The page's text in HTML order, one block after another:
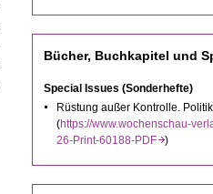
Bücher, Buchkapitel und
Special Issues (Sonderhefte)
Rüstung außer Kontrolle.
(https://www.wochenschau-
26-Print-60188-PDF)